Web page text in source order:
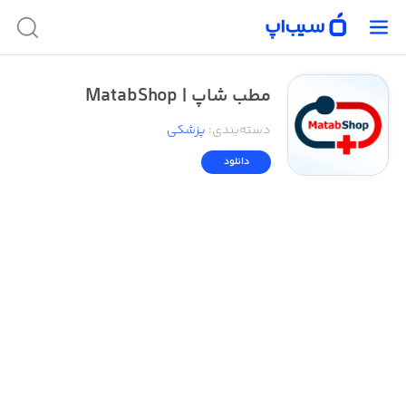
مطب شاپ | MatabShop
دسته‌بندی: پزشکی
دانلود